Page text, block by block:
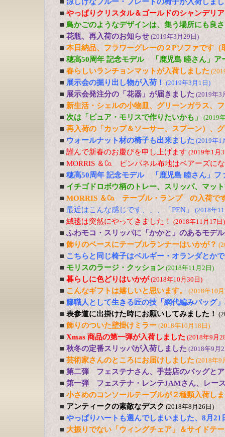
■ やっぱりクリスタル＆ゴールドのシャンデリ
■ 鳥かごのようなデザインは、集う場所にも良
■ 花瓶、再入荷のお知らせ (2019年3月29日)
■ 本日納品、フラワーグレーの２Pソファです（
■ 穂高50周年 記念モデル 「鹿児島 睦さん」
■ 春らしいランチョンマットが入荷しました
■ 展示会の掘り出し物が入荷！ (2019年3月1日)
■ 展示会発注分の「花器」が届きました (2019年3
■ 新生活・シェルの小物皿、グリーンガラス、
■ 次は「ピュア・モリスで作りたいかも」 (2019
■ 再入荷の「カップ＆ソーサー、スプーン）、
■ ウォールナット材の椅子も出来ました (2019年1
■ 謹んで新春のお慶びを申し上げます (2019年1月
■ MORRIS ＆㏇ ピンパネル布地はベアーズに
■ 穂高50周年 記念モデル 「鹿児島 睦さん」フ
■ イチゴドロボウ柄のトレー、スリッパ、マッ
■ MORRIS ＆㏇ テーブル・ランプ の入荷で
■ 最近はこんな感じです、、、「PEN」 (2018年
■ 絨毯は突然にやってきました！ (2018年11月17日)
■ ふわモコ・スリッパに「かかと」のあるモデ
■ 飾りのベースにテーブルランナーはいかが？
■ こちらと同じ椅子はベルギー・オランダとか
■ モリスのラージ・クッション (2018年11月2日)
■ 暮らしに色どりはいかが(2018年10月30日)
■ こんなギフトは嬉しいと思います。 (2018年10
■ 籐職人として生きる匠の技「網代編みバッグ
■ 表参道に出掛けた時にお願いしてみました！
■ 飾りのついた壁掛けミラー (2018年10月18日)
■ Xmas 商品の第一弾が入荷しました (2018年9月
■ 秋冬の定番スリッパが入荷しました (2018年9月
■ 芸術家さんのところにお届けしました (2018年9
■ 第二弾 フェステナさん、手芸店のバッグと
■ 第一弾 フェステナ・レンテJAMさん、レー
■ 小さめのコンソールテーブルが２種類入荷し
■ アンティークの素敵なデスク (2018年8月26日)
■ やっぱりハートも選んでしまいました、8月21
■ 大振りでない「ウィングチェア」＆サイドテ